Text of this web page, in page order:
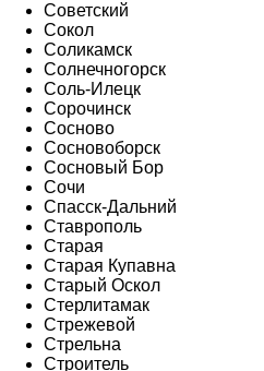
Советский
Сокол
Соликамск
Солнечногорск
Соль-Илецк
Сорочинск
Сосново
Сосновоборск
Сосновый Бор
Сочи
Спасск-Дальний
Ставрополь
Старая
Старая Купавна
Старый Оскол
Стерлитамак
Стрежевой
Стрельна
Строитель